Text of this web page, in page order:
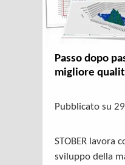
Passo dopo
migliore
Pubblicato su
STOBER lavora
sviluppo della